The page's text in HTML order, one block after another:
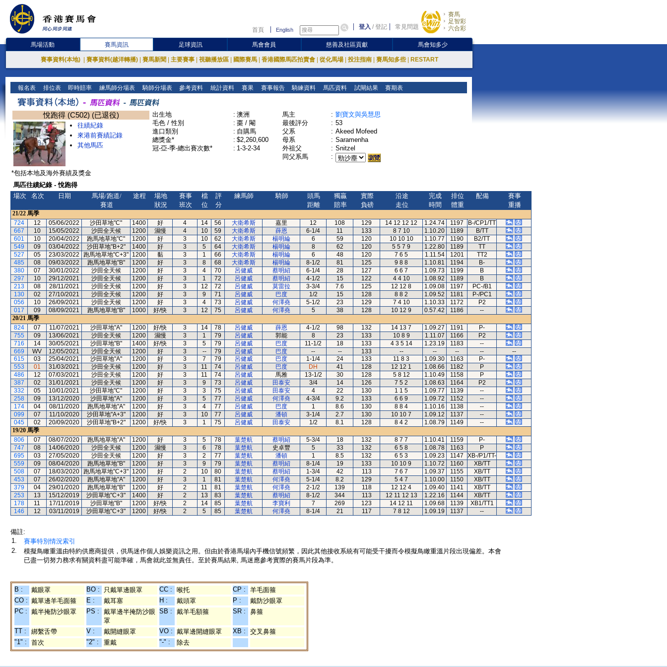
首頁 English 登入 /登記 常見問題
賽馬
足智彩
六合彩
馬場活動 賽馬資訊 足球資訊 馬會會員 慈善及社區貢獻 馬會知多少
賽事資料(本地) 賽事資料(越洋轉播) 賽馬新聞 主要賽事 視聽播放區 國際賽馬 香港國際馬匹拍賣會 從化馬場 投注指南 賽馬知多些 RESTART
報名表 排位表 即時賠率 練馬師分場表 騎師分場表 參考資料 統計資料 賽果 賽事報告 騎練資料 馬匹資料 試閘結果 賽期表
悅跑得 (C502) (已退役)
往績紀錄
來港前賽績記錄
其他馬匹
出生地 : 澳洲
毛色 / 性別
: 棗 / 閹
進口類別
: 自購馬
總獎金*
: $2,260,600
冠-亞-季-總出賽次數*
: 1-3-2-34
馬主 : 劉寶文與吳慧思
最後評分
: 53
父系
: Akeed Mofeed
母系
: Saramenha
外祖父
: Snitzel
同父系馬
:
*包括本地及海外賽績及獎金
馬匹往績紀錄 - 悅跑得
場次
名次 日期
馬場/跑道/
賽道
途程
場地
狀況
賽事
班次
檔
位
評
分
練馬師 騎師
頭馬
距離
獨贏
賠率
實際
負磅
沿途
走位
完成
時間
排位
體重
配備
賽事
重播
21/22 馬季
724
12 05/06/2022 沙田草地"C" 1400 好 4 14 56 大衛希斯 嘉里 12 108 129 14 12 12 12 1.24.74 1197
B-/CP1/TT
667
10 15/05/2022 沙田全天候 1200 濕慢 4 10 59 大衛希斯 薛恩 6-1/4 11 133 8 7 10 1.10.20 1189
B/TT
601
10 20/04/2022 跑馬地草地"C" 1200 好 3 10 62 大衛希斯 楊明綸 6 59 120 10 10 10 1.10.77 1190
B2/TT
549
09 03/04/2022 沙田草地"B+2" 1400 好 3 5 64 大衛希斯 楊明綸 8 62 120 5 5 7 9 1.22.80 1189
TT
527
05 23/03/2022 跑馬地草地"C+3" 1200 黏 3 1 66 大衛希斯 楊明綸 6 48 120 7 6 5 1.11.54 1201
TT2
485
08 09/03/2022 跑馬地草地"B" 1200 好 3 8 68 大衛希斯 楊明綸 8-1/2 81 125 9 8 8 1.10.81 1194
B-
380
07 30/01/2022 沙田全天候 1200 好 3 4 70 呂健威 蔡明紹 6-1/4 28 127 6 6 7 1.09.73 1199
B
297
10 29/12/2021 沙田全天候 1200 好 3 1 72 呂健威 蔡明紹 4-1/2 15 122 4 4 10 1.08.92 1189
B
213
08 28/11/2021 沙田全天候 1200 好 3 12 72 呂健威 莫雷拉 3-3/4 7.6 125 12 12 8 1.09.08 1197
PC-/B1
130
02 27/10/2021 沙田全天候 1200 好 3 9 71 呂健威 巴度 1/2 15 128 8 8 2 1.09.52 1181
P-/PC1
056
10 26/09/2021 沙田全天候 1200 好 3 4 73 呂健威 何澤堯 5-1/2 23 129 7 4 10 1.10.33 1172
P2
017
09 08/09/2021 跑馬地草地"B" 1000 好/快 3 12 75 呂健威 何澤堯 5 38 128 10 12 9 0.57.42 1186
--
20/21 馬季
824
07 11/07/2021 沙田草地"A" 1200 好/快 3 14 78 呂健威 薛恩 4-1/2 98 132 14 13 7 1.09.27 1191
P-
755
09 13/06/2021 沙田全天候 1200 濕慢 3 1 79 呂健威 郭能 8 23 133 10 8 9 1.11.07 1166
P2
716
14 30/05/2021 沙田草地"B" 1400 好/快 3 5 79 呂健威 巴度 11-1/2 18 133 4 3 5 14 1.23.19 1183
--
669
WV 12/05/2021 沙田全天候 1200 好 3 -- 79 呂健威 巴度 -- -- 133 -- -- -- --
--
615
03 25/04/2021 沙田草地"A" 1200 好 3 7 79 呂健威 巴度 1-1/4 24 133 11 8 3 1.09.30 1163
P-
553
01 31/03/2021 沙田全天候 1200 好 3 11 74 呂健威 巴度 DH 41 128 12 12 1 1.08.66 1182
P
486
12 07/03/2021 沙田全天候 1200 好 3 11 74 呂健威 馬雅 13-1/2 30 128 5 8 12 1.10.49 1158
P
387
02 31/01/2021 沙田全天候 1200 好 3 9 73 呂健威 田泰安 3/4 14 126 7 5 2 1.08.63 1164
P2
332
05 10/01/2021 沙田草地"C" 1200 好 3 3 75 呂健威 田泰安 4 22 130 1 1 5 1.09.77 1139
--
258
09 13/12/2020 沙田草地"A" 1200 好 3 5 77 呂健威 何澤堯 4-3/4 9.2 133 6 6 9 1.09.72 1152
--
174
04 08/11/2020 跑馬地草地"A" 1200 好 3 4 77 呂健威 巴度 1 8.6 130 8 8 4 1.10.16 1138
--
099
07 11/10/2020 沙田草地"A+3" 1200 好 3 10 77 呂健威 潘頓 3-1/4 2.7 130 10 10 7 1.09.12 1137
--
045
02 20/09/2020 沙田草地"B+2" 1200 好/快 3 1 75 呂健威 田泰安 1/2 8.1 128 8 4 2 1.08.79 1149
--
19/20 馬季
806
07 08/07/2020 跑馬地草地"A" 1200 好 3 5 78 葉楚航 蔡明紹 5-3/4 18 132 8 7 7 1.10.41 1159
P-
747
08 14/06/2020 沙田全天候 1200 濕慢 3 6 78 葉楚航 史卓豐 5 33 132 6 5 8 1.08.78 1163
P
695
03 27/05/2020 沙田全天候 1200 好 3 2 77 葉楚航 潘頓 1 8.5 132 6 5 3 1.09.23 1147
XB-/P1/TT-
559
09 08/04/2020 跑馬地草地"B" 1200 好 3 9 79 葉楚航 蔡明紹 8-1/4 19 133 10 10 9 1.10.72 1160
XB/TT
508
07 18/03/2020 跑馬地草地"C+3" 1200 好 2 10 80 葉楚航 蔡明紹 1-3/4 42 113 7 6 7 1.09.37 1155
XB/TT
453
07 26/02/2020 跑馬地草地"A" 1200 好 3 1 81 葉楚航 何澤堯 5-1/4 8.2 129 5 4 7 1.10.00 1150
XB/TT
379
04 29/01/2020 跑馬地草地"B" 1200 好 2 11 81 葉楚航 何澤堯 2-1/2 139 118 12 12 4 1.09.40 1141
XB/TT
253
13 15/12/2019 沙田草地"C+3" 1400 好 2 13 83 葉楚航 蔡明紹 8-1/2 344 113 12 11 12 13 1.22.16 1144
XB/TT
178
11 17/11/2019 沙田草地"B" 1200 好/快 2 14 85 葉楚航 李寶利 7 269 123 14 12 11 1.09.68 1139
XB1/TT1
146
12 03/11/2019 沙田草地"C+3" 1200 好/快 2 5 85 葉楚航 何澤堯 8-1/4 21 117 7 8 12 1.09.19 1137 --
備註:
1.
賽事特別情況索引
2.
模擬鳥瞰重溫由特約供應商提供，供馬迷作個人娛樂資訊之用。但由於香港馬場內手機信號頻繁，因此其他接收系統有可能受干擾而令模擬鳥瞰重溫片段出現偏差。本會
已盡一切努力務求有關資料盡可能準確，馬會就此並無責任。至於賽馬結果, 馬迷應參考實際的賽馬片段為準。
B : 戴眼罩 BO : 只戴單邊眼罩 CC : 喉托 CP :
羊毛面箍
CO : 戴單邊羊毛面箍 E : 戴耳塞 H : 戴頭罩 P :
戴防沙眼罩
PC : 戴半掩防沙眼罩 PS :
戴單邊半掩防沙眼
罩
SB : 戴羊毛額箍 SR : 鼻箍
TT : 綁繫舌帶 V : 戴開縫眼罩 VO : 戴單邊開縫眼罩 XB :
交叉鼻箍
"1" :
首次 "2" : 重戴 "-" : 除去